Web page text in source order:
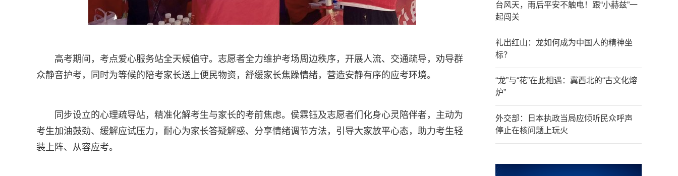
高考期间，考点爱心服务站全天候值守。志愿者全力维护考场周边秩序，开展人流、交通疏导，劝导群
众静音护考，同时为等候的陪考家长送上便民物资，舒缓家长焦躁情绪，营造安静有序的应考环境。
同步设立的心理疏导站，精准化解考生与家长的考前焦虑。侯霖钰及志愿者们化身心灵陪伴者，主动为
考生加油鼓劲、缓解应试压力，耐心为家长答疑解惑、分享情绪调节方法，引导大家放平心态，助力考生轻
装上阵、从容应考。
台风天，雨后平安不触电！跟“小赫兹”一
起闯关
礼出红山：龙如何成为中国人的精神坐
标？
“龙”与“花”在此相遇：冀西北的“古文化熔
炉”
外交部：日本执政当局应倾听民众呼声
停止在核问题上玩火